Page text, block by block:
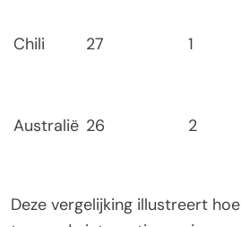
Chili 27 1
Australië 26 2
Deze vergelijking illustreert